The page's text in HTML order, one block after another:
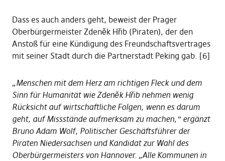
Dass es auch anders geht, beweist der Prager
Oberbürgermeister Zdeněk Hřib (Piraten), der den
Anstoß für eine Kündigung des Freundschaftsvertrages
mit seiner Stadt durch die Partnerstadt Peking gab. [6]
„Menschen mit dem Herz am richtigen Fleck und dem
Sinn für Humanität wie Zdeněk Hřib nehmen wenig
Rücksicht auf wirtschaftliche Folgen, wenn es darum
geht, auf Missstände aufmerksam zu machen,“ ergänzt
Bruno Adam Wolf, Politischer Geschäftsführer der
Piraten Niedersachsen und Kandidat zur Wahl des
Oberbürgermeisters von Hannover. „Alle Kommunen in